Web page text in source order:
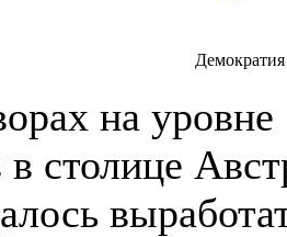
на уровне
столице